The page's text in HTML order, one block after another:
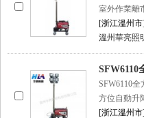
室外作業離
[浙江溫州市]
溫州華亮照
SFW6110
SFW6110
方位自動升
[浙江溫州市]